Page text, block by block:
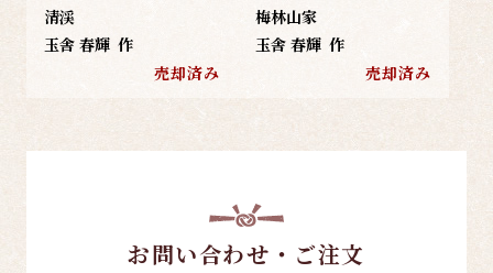
清渓
玉舎 春輝 作
売却済み
梅林山家
玉舎 春輝 作
売却済み
お問い合わせ・ご注文